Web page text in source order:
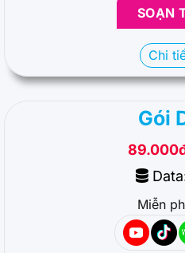
SOẠN
Chi
Gói
Miễn